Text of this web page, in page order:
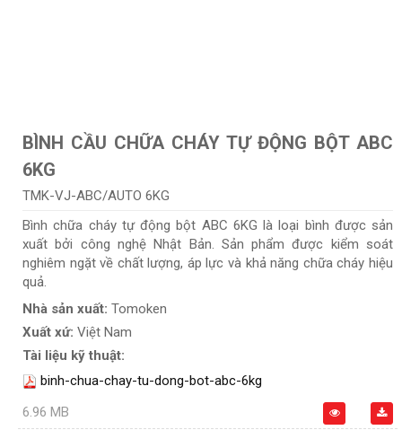
BÌNH CẦU CHỮA CHÁY TỰ ĐỘNG BỘT ABC
6KG
TMK-VJ-ABC/AUTO 6KG
Bình chữa cháy tự động bột ABC 6KG là loại bình được sản
xuất bởi công nghệ Nhật Bản. Sản phẩm được kiểm soát
nghiêm ngặt về chất lượng, áp lực và khả năng chữa cháy hiệu
quả.
Nhà sản xuất: Tomoken
Xuất xứ: Việt Nam
Tài liệu kỹ thuật:
binh-chua-chay-tu-dong-bot-abc-6kg
6.96 MB